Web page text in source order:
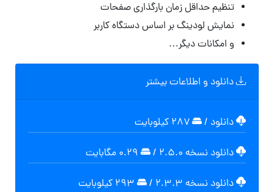
تنظیم حداقل زمان بارگذاری صفحات
نمایش لودینگ بر اساس دستگاه کاربر
و امکانات دیگر…
دانلود و اطلاعات بیشتر
دانلود /
دانلود نسخه ۲.۵.۰ /
دانلود نسخه ۲.۳.۳ /